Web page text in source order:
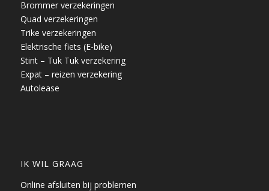
Brommer verzekeringen
Quad verzekeringen
Trike verzekeringen
Elektrische fiets (E-bike)
Stint – Tuk Tuk verzekering
Expat – reizen verzekering
Autolease
IK WIL GRAAG
Online afsluiten bij problemen